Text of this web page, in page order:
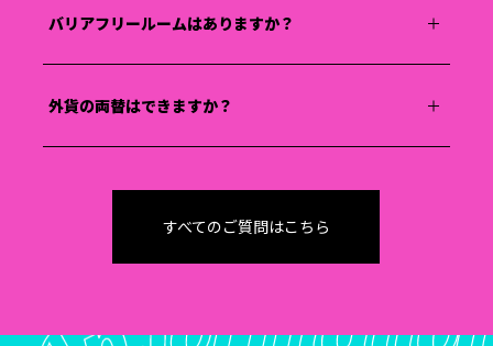
バリアフリールームはありますか？
外貨の両替はできますか？
すべてのご質問はこちら